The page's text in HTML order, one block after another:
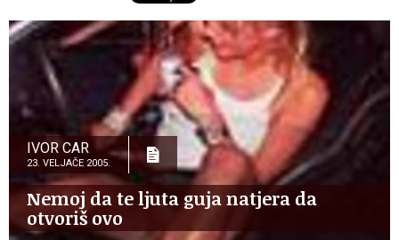
IVOR CAR
23. VELJAČE 2005.
Nemoj da te ljuta guja natjera da
otvoriš ovo